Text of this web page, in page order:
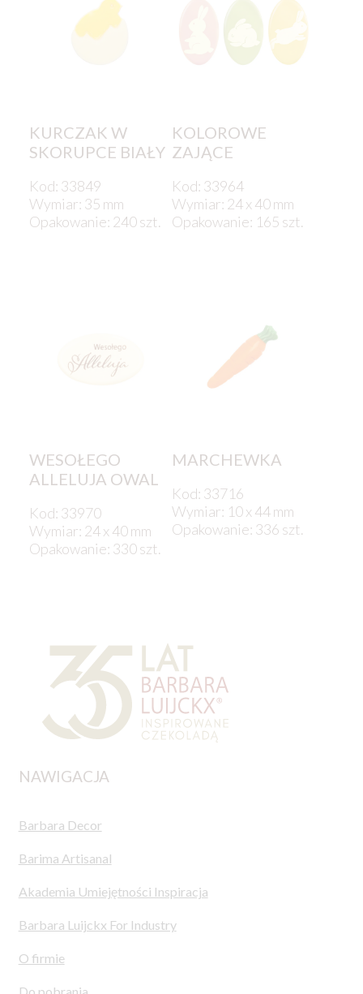
KURCZAK W
SKORUPCE BIAŁY
Kod: 33849
Wymiar: 35 mm
Opakowanie: 240 szt.
KOLOROWE
ZAJĄCE
Kod: 33964
Wymiar: 24 x 40 mm
Opakowanie: 165 szt.
WESOŁEGO
ALLELUJA OWAL
Kod: 33970
Wymiar: 24 x 40 mm
Opakowanie: 330 szt.
MARCHEWKA
Kod: 33716
Wymiar: 10 x 44 mm
Opakowanie: 336 szt.
NAWIGACJA
Barbara Decor
Barima Artisanal
Akademia Umiejętności Inspiracja
Barbara Luijckx For Industry
O firmie